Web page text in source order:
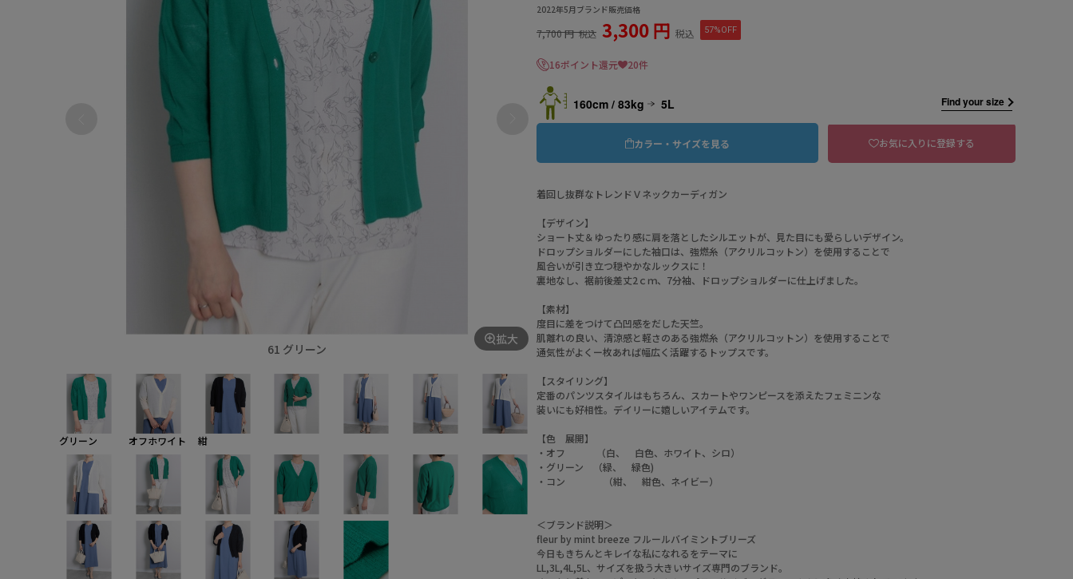
61 グリーン 01 オフホワイト
拡大
グリーン オフホワイト 紺
2022年5月ブランド販売価格
7,700 円 税込 3,300 円 税込 57%OFF
16ポイント還元 20件
160cm / 83kg 5L Find your size
カラー・サイズを見る お気に入りに登録する
着回し抜群なトレンドＶネックカーディガン
【デザイン】
ショート丈＆ゆったり感に肩を落としたシルエットが、見た目にも愛らしいデザイン。
ドロップショルダーにした袖口は、強燃糸（アクリルコットン）を使用することで
風合いが引き立つ穏やかなルックスに！
裏地なし、裾前後差丈2ｃｍ、7分袖、ドロップショルダーに仕上げました。
【素材】
度目に差をつけて凸凹感をだした天竺。
肌離れの良い、清涼感と軽さのある強燃糸（アクリルコットン）を使用することで
通気性がよくー枚あれば幅広く活躍するトップスです。
【スタイリング】
定番のパンツスタイルはもちろん、スカートやワンピースを添えたフェミニンな
装いにも好相性。デイリーに嬉しいアイテムです。
【色 展開】
・オフ （白、 白色、ホワイト、シロ）
・グリーン （緑、 緑色)
・コン （紺、 紺色、ネイビー）
＜ブランド説明＞
fleur by mint breeze フルールバイミントブリーズ
今日もきちんとキレイな私になれるをテーマに
LL,3L,4L,5L、サイズを扱う大きいサイズ専門のブランド。